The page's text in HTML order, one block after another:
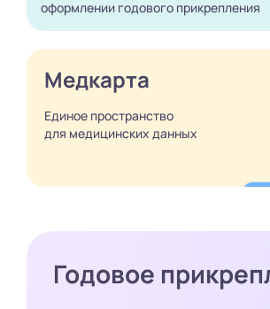
оформлении годового прикрепления
Медкарта
Единое пространство
для медицинских данных
Годовое